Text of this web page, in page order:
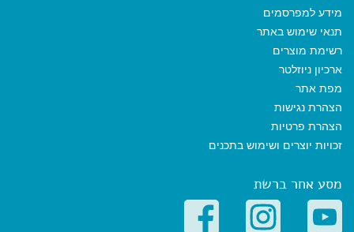
מידע למפרסמים
תנאי שימוש באתר
רשימת מוצרים
ארכיון ניוזלטר
מפת אתר
הצהרת נגישות
הצהרת פרטיות
זכויות יוצרים ושימוש בתכנים
מסע אחר ברשת